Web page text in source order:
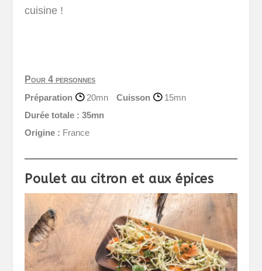
cuisine !
Pour 4 personnes
Préparation
20mn Cuisson
15mn
Durée totale : 35mn
Origine : France
Poulet au citron et aux épices